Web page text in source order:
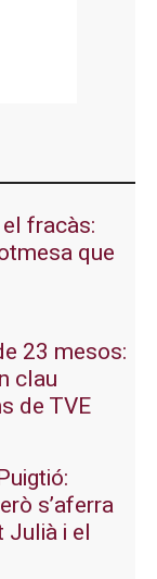
fracàs:
que
23 mesos:
clau
de TVE
s’aferra
Julià i el